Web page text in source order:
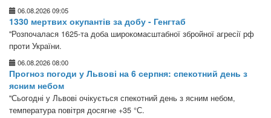
06.08.2026 09:05
1330 мертвих окупантів за добу - Генгтаб
"Розпочалася 1625-та доба широкомасштабної збройної агресії рф
проти України.
06.08.2026 08:00
Прогноз погоди у Львові на 6 серпня: спекотний день з
ясним небом
"Сьогодні у Львові очікується спекотний день з ясним небом,
температура повітря досягне +35 °С.